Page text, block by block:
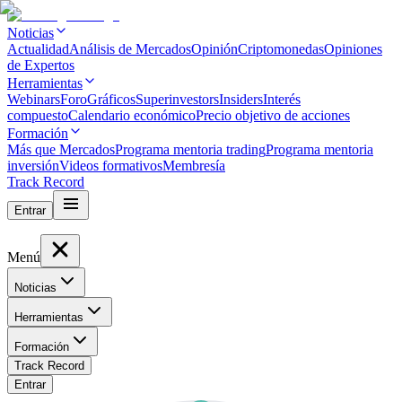
Noticias
ActualidadAnálisis de MercadosOpiniónCriptomonedasOpiniones
de Expertos
Herramientas
WebinarsForoGráficosSuperinvestorsInsidersInterés
compuestoCalendario económicoPrecio objetivo de acciones
Formación
Más que MercadosPrograma mentoria tradingPrograma mentoria
inversiónVideos formativosMembresía
Track Record
Entrar
Menú
Noticias
Herramientas
Formación
Track Record
Entrar